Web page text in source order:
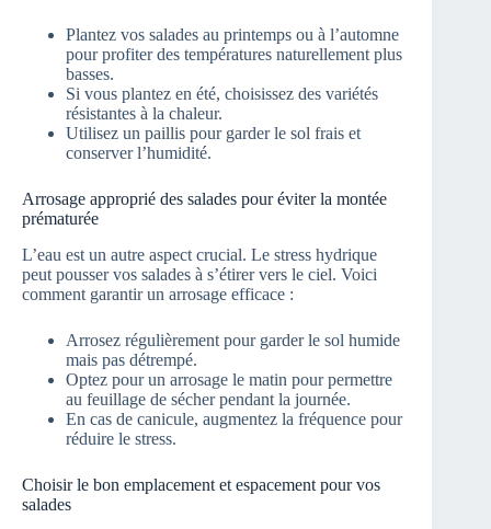
Plantez vos salades au printemps ou à l’automne
pour profiter des températures naturellement plus
basses.
Si vous plantez en été, choisissez des variétés
résistantes à la chaleur.
Utilisez un paillis pour garder le sol frais et
conserver l’humidité.
Arrosage approprié des salades pour éviter la montée
prématurée
L’eau est un autre aspect crucial. Le stress hydrique
peut pousser vos salades à s’étirer vers le ciel. Voici
comment garantir un arrosage efficace :
Arrosez régulièrement pour garder le sol humide
mais pas détrempé.
Optez pour un arrosage le matin pour permettre
au feuillage de sécher pendant la journée.
En cas de canicule, augmentez la fréquence pour
réduire le stress.
Choisir le bon emplacement et espacement pour vos
salades